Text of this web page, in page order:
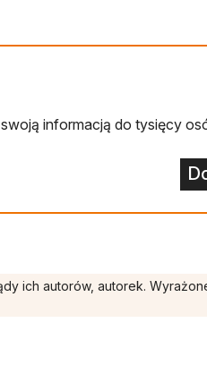
informacją do tysięcy
ich autorów, autorek.